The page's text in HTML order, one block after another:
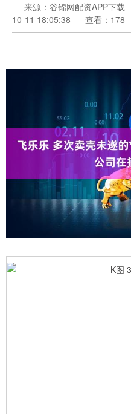
来源：谷锦网配资APP下载
10-11 18:05:38
查看：178